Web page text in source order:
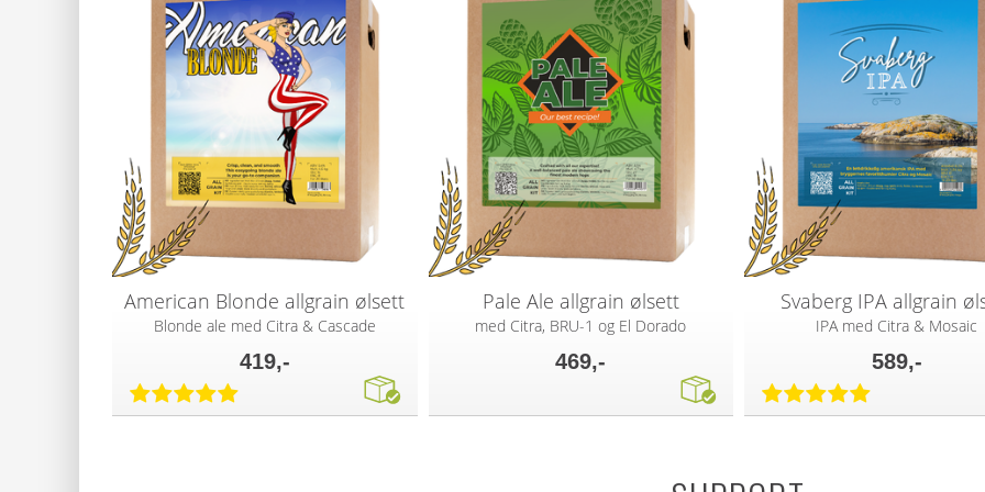
American Blonde allgrain ølsett
Blonde ale med Citra & Cascade
419,-
Pale Ale allgrain ølsett
med Citra, BRU-1 og El Dorado
469,-
Svaberg IPA allgrain
IPA med Citra & Mosaic
589,-